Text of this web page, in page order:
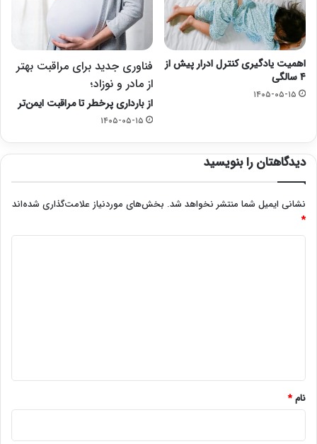
اهمیت یادگیری کنترل ادرار پیش از
۴ سالگی
۱۴۰۵-۰۵-۱۵
فناوری جدید برای مراقبت بهتر
از مادر و نوزاد؛
از بارداری پرخطر تا مراقبت ایمن‌تر
۱۴۰۵-۰۵-۱۵
دیدگاهتان را بنویسید
نشانی ایمیل شما منتشر نخواهد شد. بخش‌های موردنیاز علامت‌گذاری شده‌اند
*
نام*